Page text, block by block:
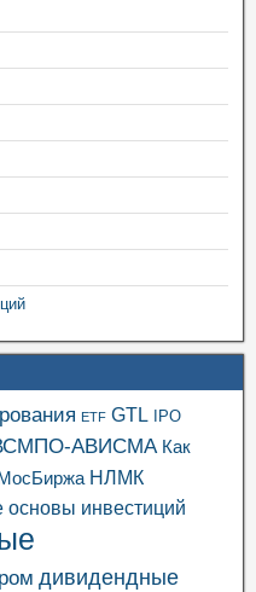
ETF GTL IPO
АВИСМА Как
НЛМК
инвестиций
дивидендные